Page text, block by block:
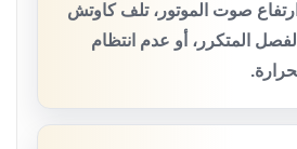
ارتفاع صوت الموتور، تلف كاوتش
الفصل المتكرر، أو عدم انتظام